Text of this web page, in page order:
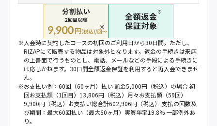
※入会時に契約したコースの初回のご利用日から30日間。ただし、
RIZAPにて販売する物品は対象外となります。返金の手続きは来店
の上書面で行うものとし、電話、メールなどの手段による手続きに
は応じかねます。30日間全額返金保証を利用すると再入会できませ
ん。
※お支払い例：60回（60ヶ月）払い 頭金5,000円（税込）の場合 初
回お支払額（1回目）13,806円（税込）月々お支払額（59回）
9,900円（税込）お支払い総合計602,906円（税込） 支払の回数及
び期間：最大60回払い（最大60ヶ月）実質年率19.8% 一部例外あ
り。